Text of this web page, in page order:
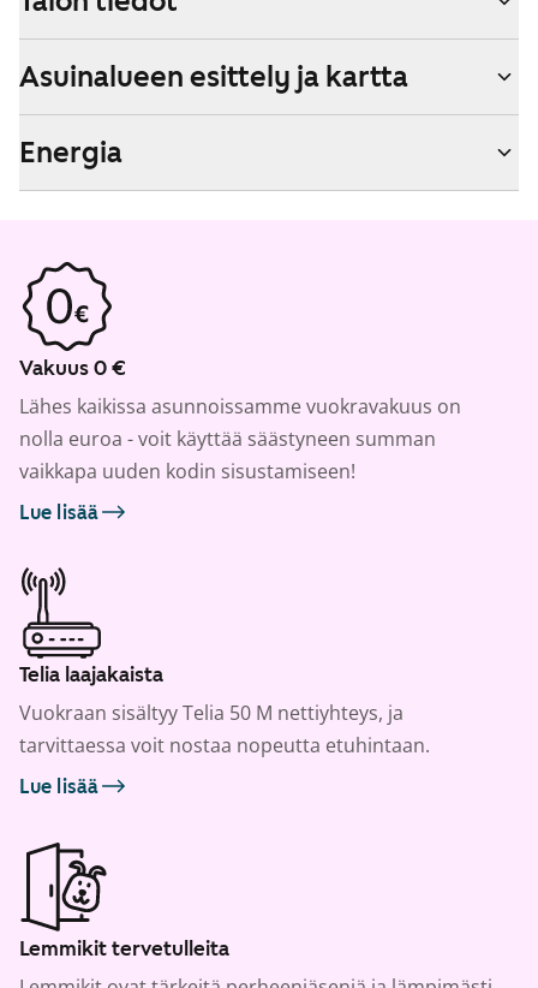
Asuinalueen esittely ja kartta
Energia
Vakuus 0 €
Lähes kaikissa asunnoissamme vuokravakuus on
nolla euroa - voit käyttää säästyneen summan
vaikkapa uuden kodin sisustamiseen!
Lue lisää
Telia laajakaista
Vuokraan sisältyy Telia 50 M nettiyhteys, ja
tarvittaessa voit nostaa nopeutta etuhintaan.
Lue lisää
Lemmikit tervetulleita